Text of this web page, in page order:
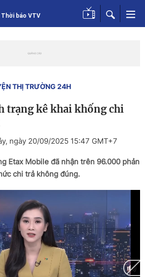
Thời báo VTV
THỊ TRƯỜNG 24H
trạng kê khai khống chi
ngày 20/09/2025 15:47 GMT+7
Etax Mobile đã nhận trên 96.000 phản
chi trả không đúng.